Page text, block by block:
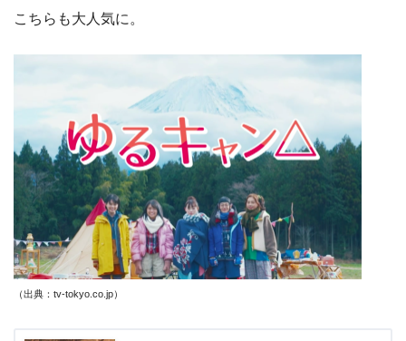
こちらも大人気に。
（出典：tv-tokyo.co.jp）